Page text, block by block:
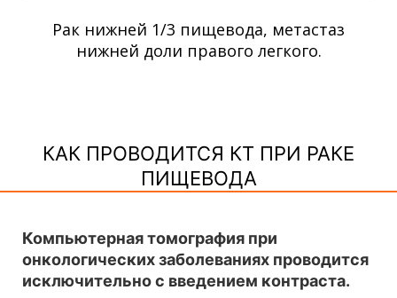
Рак нижней 1/3 пищевода, метастаз
нижней доли правого легкого.
КАК ПРОВОДИТСЯ КТ ПРИ РАКЕ
ПИЩЕВОДА
Компьютерная томография при
онкологических заболеваниях проводится
исключительно с введением контраста.